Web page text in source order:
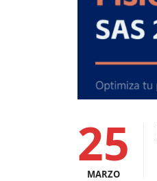
25
MARZO